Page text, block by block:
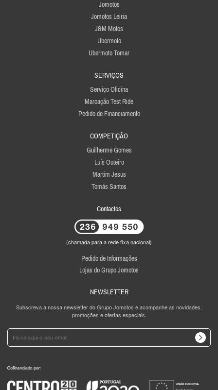
Jomotos
Jomotos Leiria
J&M Motos
Ubermoto
Ubermoto Tomar
SERVIÇOS
Serviço Oficina
Marcação Test Ride
Pedido de Financiamento
COMPETIÇÃO
Guilherme Gomes
Luís Outeiro
Martim Jesus
Tomás Santos
Contactos
(chamada para a rede fixa nacional)
Pedido de Informações
Lojas do Grupo Jomotos
NEWSLETTER
Subscreva a nossa newsletter do Grupo Jomotos e acompanhe as novidades,
promoções e ofertas especiais.